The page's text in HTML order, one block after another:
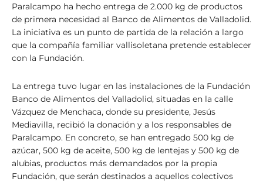
Paralcampo ha hecho entrega de 2.000 kg de productos
de primera necesidad al Banco de Alimentos de Valladolid.
La iniciativa es un punto de partida de la relación a largo
que la compañía familiar vallisoletana pretende establecer
con la Fundación.
La entrega tuvo lugar en las instalaciones de la Fundación
Banco de Alimentos del Valladolid, situadas en la calle
Vázquez de Menchaca, donde su presidente, Jesús
Mediavilla, recibió la donación y a los responsables de
Paralcampo. En concreto, se han entregado 500 kg de
azúcar, 500 kg de aceite, 500 kg de lentejas y 500 kg de
alubias, productos más demandados por la propia
Fundación, que serán destinados a aquellos colectivos